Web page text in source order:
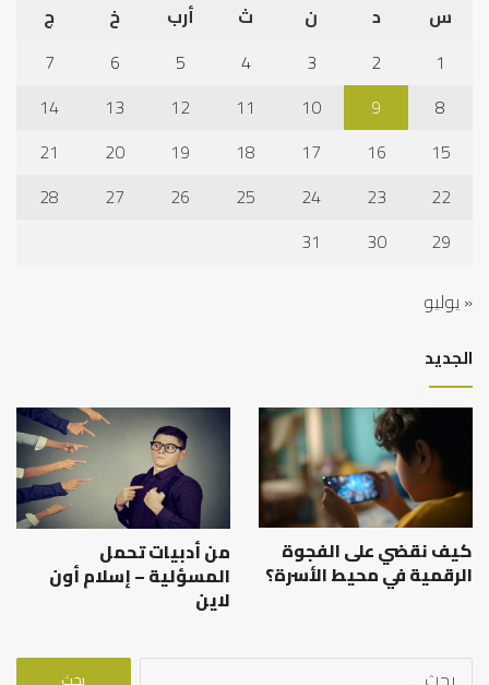
س
د ن ث أرب خ
ج
1
2
3
4
5
6
7
8
9
10
11
12
13
14
15
16
17
18
19
20
21
22
23
24
25
26
27
28
29
30
31
« يوليو
الجديد
كيف نقضي على الفجوة
الرقمية في محيط الأسرة؟
من أدبيات تحمل
المسؤلية – إسلام أون
لاين
البحث